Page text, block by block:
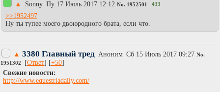
▲ Sonny Пy 17 Июль 2017 12:12 No. 1952501 433
>>1952497
Ну ты тупее моего двоюродного брата, если что.
▲ 3380 Главный тред Аноним Сб 15 Июль 2017 09:27 No.
1951302
[Ответ] [+50]
Cвежие новости:
http://www.equestriadaily.com/